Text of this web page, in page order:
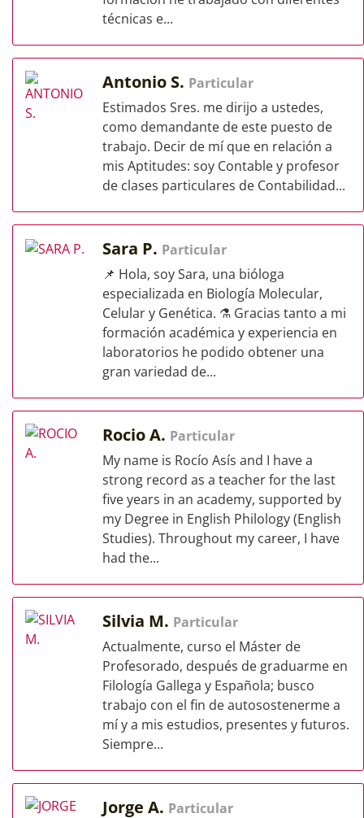
técnicas e...
Antonio S. Particular
Estimados Sres. me dirijo a ustedes,
como demandante de este puesto de
trabajo. Decir de mí que en relación a
mis Aptitudes: soy Contable y profesor
de clases particulares de Contabilidad...
Sara P. Particular
📌 Hola, soy Sara, una bióloga
especializada en Biología Molecular,
Celular y Genética. ⚗️ Gracias tanto a mi
formación académica y experiencia en
laboratorios he podido obtener una
gran variedad de...
Rocio A. Particular
My name is Rocío Asís and I have a
strong record as a teacher for the last
five years in an academy, supported by
my Degree in English Philology (English
Studies). Throughout my career, I have
had the...
Silvia M. Particular
Actualmente, curso el Máster de
Profesorado, después de graduarme en
Filología Gallega y Española; busco
trabajo con el fin de autosostenerme a
mí y a mis estudios, presentes y futuros.
Siempre...
Jorge A. Particular